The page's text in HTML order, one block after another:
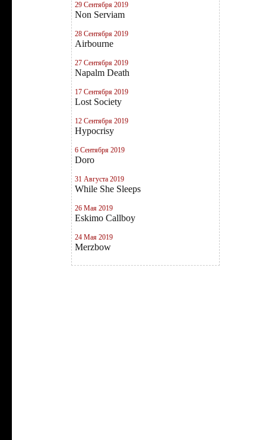
29 Сентября 2019
Non Serviam
28 Сентября 2019
Airbourne
27 Сентября 2019
Napalm Death
17 Сентября 2019
Lost Society
12 Сентября 2019
Hypocrisy
6 Сентября 2019
Doro
31 Августа 2019
While She Sleeps
26 Мая 2019
Eskimo Callboy
24 Мая 2019
Merzbow